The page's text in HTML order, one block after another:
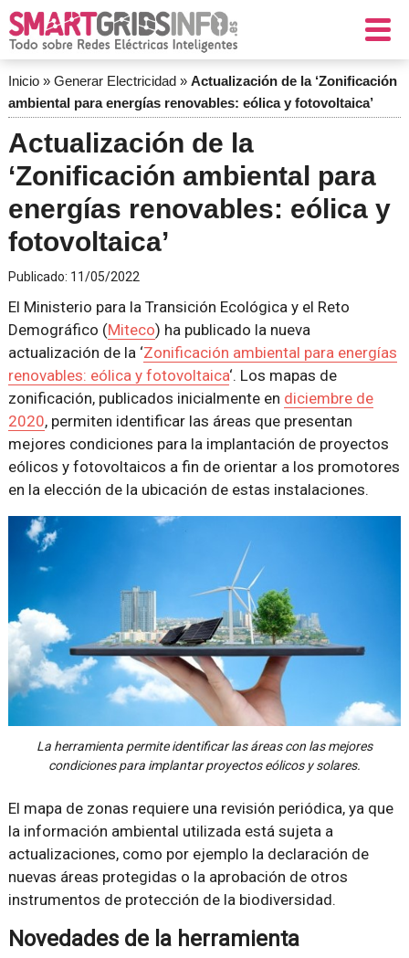
Inicio» Generar Electricidad» Actualización de la ‘Zonificación
ambiental para energías renovables: eólica y fotovoltaica’
Actualización de la
‘Zonificación ambiental para
energías renovables: eólica y
fotovoltaica’
Publicado: 11/05/2022
El Ministerio para la Transición Ecológica y el Reto
Demográfico (Miteco) ha publicado la nueva
actualización de la ‘Zonificación ambiental para energías
renovables: eólica y fotovoltaica‘. Los mapas de
zonificación, publicados inicialmente en diciembre de
2020, permiten identificar las áreas que presentan
mejores condiciones para la implantación de proyectos
eólicos y fotovoltaicos a fin de orientar a los promotores
en la elección de la ubicación de estas instalaciones.
La herramienta permite identificar las áreas con las mejores
condiciones para implantar proyectos eólicos y solares.
El mapa de zonas requiere una revisión periódica, ya que
la información ambiental utilizada está sujeta a
actualizaciones, como por ejemplo la declaración de
nuevas áreas protegidas o la aprobación de otros
instrumentos de protección de la biodiversidad.
Novedades de la herramienta